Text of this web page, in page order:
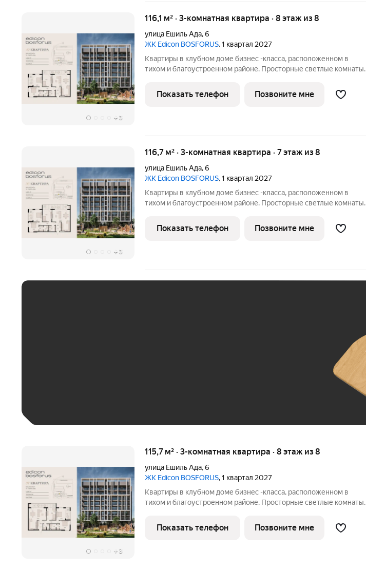
+ 3
116,1 м² · 3-комнатная квартира · 8 этаж из 8
улица Ешиль Ада,6
ЖК Edicon BOSFORUS, 1 квартал 2027
Квартиры в клубном доме бизнес -класса, расположенном в
тихом и благоустроенном районе. Просторные светлые комнаты,
предусмотрена озелененная терраса, современная зона для
спорта, рядом-
Показать телефон Позвоните мне
+ 3
116,7 м² · 3-комнатная квартира · 7 этаж из 8
улица Ешиль Ада,6
ЖК Edicon BOSFORUS, 1 квартал 2027
Квартиры в клубном доме бизнес -класса, расположенном в
тихом и благоустроенном районе. Просторные светлые комнаты,
предусмотрена озелененная терраса, современная зона для
спорта, рядом-
Показать телефон Позвоните мне
+ 3
115,7 м² · 3-комнатная квартира · 8 этаж из 8
улица Ешиль Ада,6
ЖК Edicon BOSFORUS, 1 квартал 2027
Квартиры в клубном доме бизнес -класса, расположенном в
тихом и благоустроенном районе. Просторные светлые комнаты,
предусмотрена озелененная терраса, современная зона для
спорта, рядом-
Показать телефон Позвоните мне